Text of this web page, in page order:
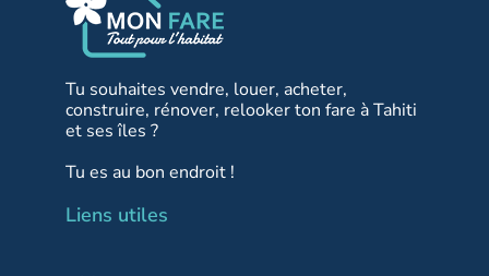
Tu souhaites vendre, louer, acheter,
construire, rénover, relooker ton fare à Tahiti
et ses îles ?
Tu es au bon endroit !
Liens utiles